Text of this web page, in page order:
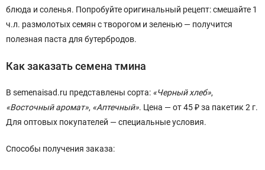
блюда и соленья. Попробуйте оригинальный рецепт: смешайте 1
ч.л. размолотых семян с творогом и зеленью — получится
полезная паста для бутербродов.
Как заказать семена тмина
В semenaisad.ru представлены сорта: «Черный хлеб»,
«Восточный аромат», «Аптечный». Цена — от 45 ₽ за пакетик 2 г.
Для оптовых покупателей — специальные условия.
Способы получения заказа: